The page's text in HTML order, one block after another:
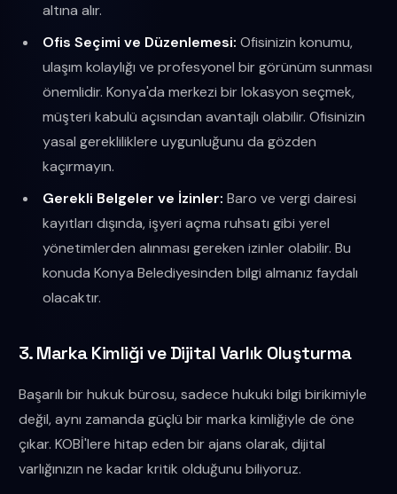
altına alır.
Ofis Seçimi ve Düzenlemesi: Ofisinizin konumu,
ulaşım kolaylığı ve profesyonel bir görünüm sunması
önemlidir. Konya'da merkezi bir lokasyon seçmek,
müşteri kabulü açısından avantajlı olabilir. Ofisinizin
yasal gerekliliklere uygunluğunu da gözden
kaçırmayın.
Gerekli Belgeler ve İzinler: Baro ve vergi dairesi
kayıtları dışında, işyeri açma ruhsatı gibi yerel
yönetimlerden alınması gereken izinler olabilir. Bu
konuda Konya Belediyesinden bilgi almanız faydalı
olacaktır.
3. Marka Kimliği ve Dijital Varlık Oluşturma
Başarılı bir hukuk bürosu, sadece hukuki bilgi birikimiyle
değil, aynı zamanda güçlü bir marka kimliğiyle de öne
çıkar. KOBİ'lere hitap eden bir ajans olarak, dijital
varlığınızın ne kadar kritik olduğunu biliyoruz.